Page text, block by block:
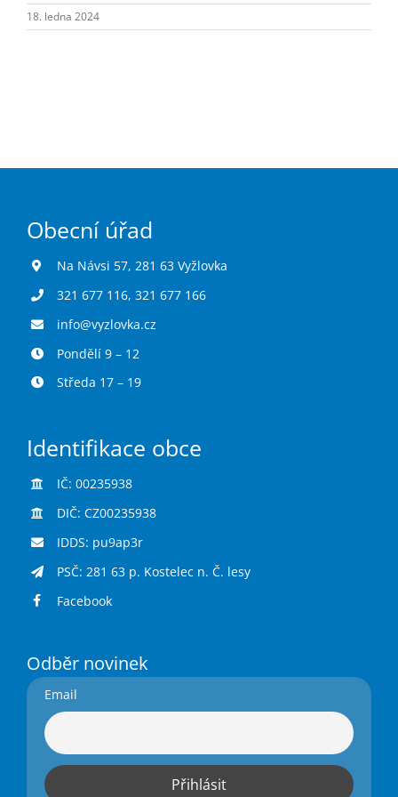
Turistika
18. ledna 2024
Obecní úřad
Na Návsi 57, 281 63 Vyžlovka
321 677 116, 321 677 166
info@vyzlovka.cz
Pondělí 9 – 12
Středa 17 – 19
Identifikace obce
IČ: 00235938
DIČ: CZ00235938
IDDS: pu9ap3r
PSČ: 281 63 p. Kostelec n. Č. lesy
Facebook
Odběr novinek
Email